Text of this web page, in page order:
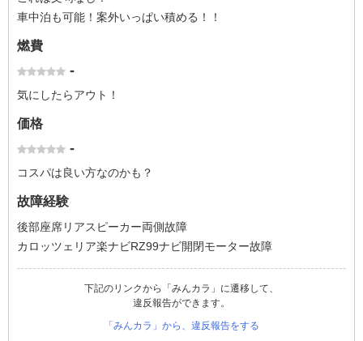
車中泊も可能！案外いっぱい積める！！
燃費
-
気にしたらアウト！
価格
-
コスパは良い方なのかも？
故障経験
後部座席リアスピーカー両側故障
カロッツェリア楽ナビRZ99ナビ開閉モーター故障
下記のリンクから「みんカラ」に遷移して、
違反報告ができます。
「みんカラ」から、違反報告をする